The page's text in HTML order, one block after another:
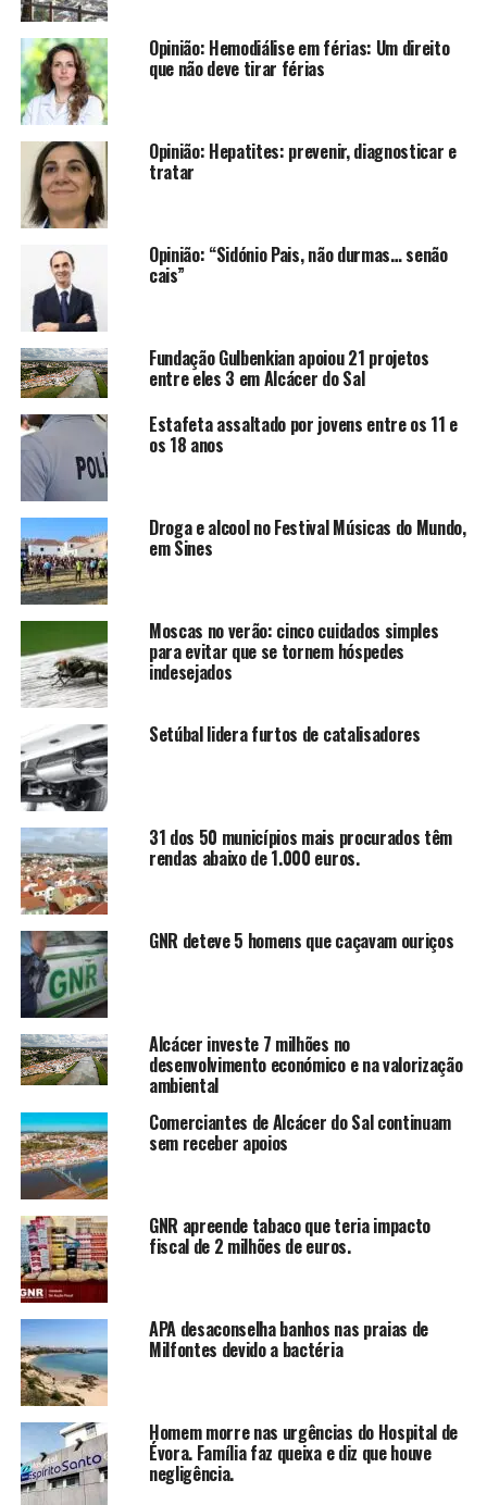
Opinião: Hemodiálise em férias: Um direito
que não deve tirar férias
Opinião: Hepatites: prevenir, diagnosticar e
tratar
Opinião: “Sidónio Pais, não durmas… senão
cais”
Fundação Gulbenkian apoiou 21 projetos
entre eles 3 em Alcácer do Sal
Estafeta assaltado por jovens entre os 11 e
os 18 anos
Droga e alcool no Festival Músicas do Mundo,
em Sines
Moscas no verão: cinco cuidados simples
para evitar que se tornem hóspedes
indesejados
Setúbal lidera furtos de catalisadores
31 dos 50 municípios mais procurados têm
rendas abaixo de 1.000 euros.
GNR deteve 5 homens que caçavam ouriços
Alcácer investe 7 milhões no
desenvolvimento económico e na valorização
ambiental
Comerciantes de Alcácer do Sal continuam
sem receber apoios
GNR apreende tabaco que teria impacto
fiscal de 2 milhões de euros.
APA desaconselha banhos nas praias de
Milfontes devido a bactéria
Homem morre nas urgências do Hospital de
Évora. Família faz queixa e diz que houve
negligência.